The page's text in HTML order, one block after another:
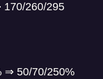
170/260/295
⇒ 50/70/250%